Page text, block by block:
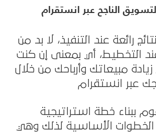
الناجح عبر انستقرام
رائعة عند التنفيذ، لا بد من
التخطيط، أي بمعنى إن كنت
مبيعاتك وأرباحك من خلال
ببناء خطة استراتيجية